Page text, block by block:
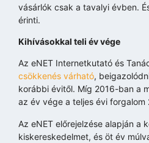
vásárlók csak a tavalyi évben.
érinti.
Kihívásokkal teli év vége
Az eNET Internetkutató és
csökkenés várható,
korábbi évitől. Míg 2016-ban a
az év vége a teljes évi forgalom
Az eNET előrejelzése alapján
kiskereskedelmet, és öt év